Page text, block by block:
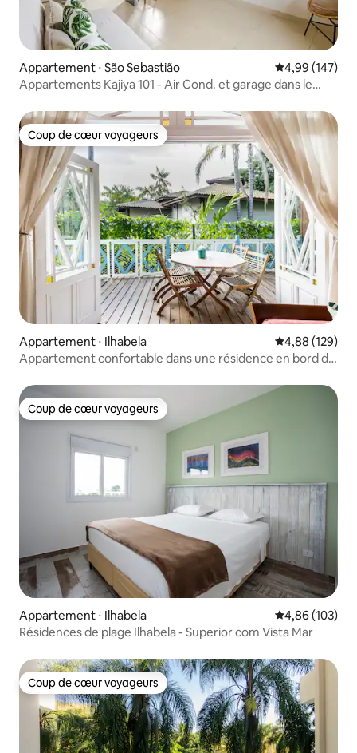
Appartement ⋅ São Sebastião Évaluation
4,99 (147)
Appartements Kajiya 101 - Air Cond. et garage dans le
Coup de cœur voyageurs
Coup de cœur voyageurs
Appartement ⋅ Ilhabela Évaluation
4,88 (129)
Appartement confortable dans une résidence en bord de
Coup de cœur voyageurs
Coup de cœur voyageurs
Appartement ⋅ Ilhabela Évaluation
4,86 (103)
Résidences de plage Ilhabela - Superior com Vista Mar
Coup de cœur voyageurs
Coup de cœur voyageurs